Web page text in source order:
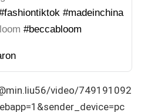
#madeinchina
#beccabloom
video/749191092